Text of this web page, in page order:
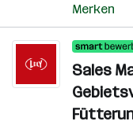
Merken
Sales